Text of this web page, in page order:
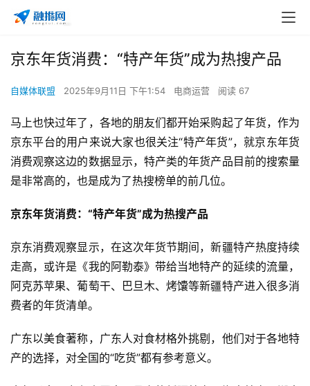
京东年货消费：“特产年货”成为热搜产品
自媒体联盟 2025年9月11日 下午1:54 电商运营 阅读 67
马上也快过年了，各地的朋友们都开始采购起了年货，作为
京东平台的用户来说大家也很关注“特产年货”，就京东年货
消费观察这边的数据显示，特产类的年货产品目前的搜索量
是非常高的，也是成为了热搜榜单的前几位。
京东年货消费：“特产年货”成为热搜产品
京东消费观察显示，在这次年货节期间，新疆特产热度持续
走高，或许是《我的阿勒泰》带给当地特产的延续的流量，
阿克苏苹果、葡萄干、巴旦木、烤馕等新疆特产进入很多消
费者的年货清单。
广东以美食著称，广东人对食材格外挑剔，他们对于各地特
产的选择，对全国的“吃货”都有参考意义。